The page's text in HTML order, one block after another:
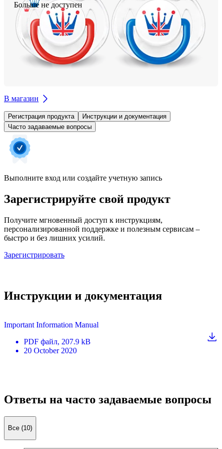
Больше не доступен
В магазин
Регистрация продукта
Инструкции и документация
Часто задаваемые вопросы
Выполните вход или создайте учетную запись
Зарегистрируйте свой продукт
Получите мгновенный доступ к инструкциям,
персонализированной поддержке и полезным сервисам –
быстро и без лишних усилий.
Зарегистрировать
Инструкции и документация
Important Information Manual
PDF файл, 207.9 kB
20 October 2020
Ответы на часто задаваемые вопросы
Все (10)